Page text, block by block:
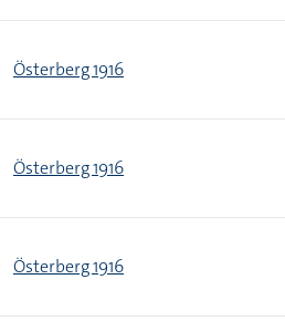
Österberg 1916
Österberg 1916
Österberg 1916